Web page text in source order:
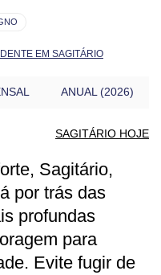
EM SAGITÁRIO
ANUAL (2026)
SAGITÁRIO HOJE
PARA
Sagitário,
por trás das
profundas
para
Evite fugir de